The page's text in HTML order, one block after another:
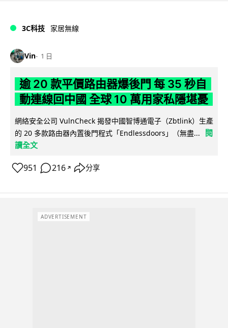
3C科技 家居無線
Vin 1 日
逾 20 款平價路由器爆後門 每 35 秒自
動連線回中國 全球 10 萬用家私隱堪憂
網絡安全公司 VulnCheck 揭發中國智博通電子（Zbtlink）生產
的 20 多款路由器內置後門程式「Endlessdoors」（無盡...
閱
讀全文
951 216 ↗ 分享
ADVERTISEMENT